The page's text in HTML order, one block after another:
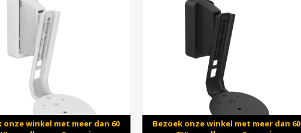
onze winkel met meer dan 60
Bezoek onze winkel met meer dan 60